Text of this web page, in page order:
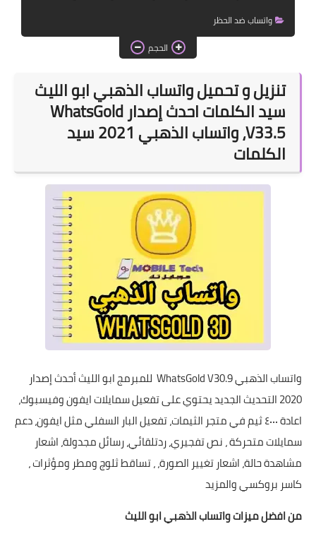
واتساب ضد الحظر
الحجم
تنزيل و تحميل واتساب الذهبي ابو الليث
سيد الكلمات احدث إصدار WhatsGold
V33.5، واتساب الذهبي 2021 سيد
الكلمات
واتساب الذهبي WhatsGold V30.9 للمبرمج ابو الليث أحدث إصدار
2020 التحديث الجديد يحتوي على تفعيل سمايلات ايفون وفيسبوك،
اعادة ٤٠٠٠ ثيم في متجر الثيمات، تفعيل البار السفلي مثل ايفون، دعم
سمايلات متحركة ، نص تفجيري، ردتلقائي، رسائل مجدولة، اشعار
مشاهدة حالة، اشعار تغيير الصورة، ، تساقط ثلوج ومطر ومؤثرات ،
كاسر بروكسي والمزيد
من افضل ميزات واتساب الذهبي ابو الليث